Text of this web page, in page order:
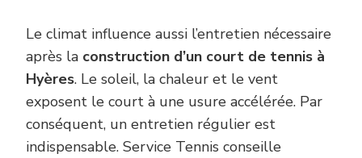
Le climat influence aussi l’entretien nécessaire
après la construction d’un court de tennis à
Hyères. Le soleil, la chaleur et le vent
exposent le court à une usure accélérée. Par
conséquent, un entretien régulier est
indispensable. Service Tennis conseille